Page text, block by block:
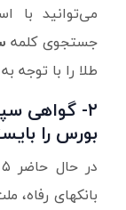
می‌توانید با
جستجوی کلمه
طلا را با توجه
۲- گواهی
بورس را
بانکهای رفاه،